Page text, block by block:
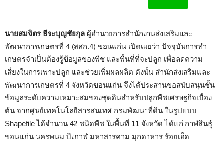
นายสมจิตร ธีระบุญชัยกุล ผู้อำนวยการสำนักงานส่งเสริมและ
พัฒนาการเกษตรที่ 4 (สสก.4) ขอนแก่น เปิดเผยว่า ปัจจุบันการทำ
เกษตรจำเป็นต้องรู้ข้อมูลของพืช และพื้นที่ที่จะปลูก เพื่อลดความ
เสี่ยงในการเพาะปลูก และช่วยเพิ่มผลผลิต ดังนั้น สำนักส่งเสริมและ
พัฒนาการเกษตรที่ 4 จังหวัดขอนแก่น จึงได้ประสานขอสนับสนุนชั้น
ข้อมูลระดับความเหมาะสมของชุดดินสำหรับปลูกพืชเศรษฐกิจเบื้อง
ต้น จากศูนย์เทคโนโลยีสารสนเทศ กรมพัฒนาที่ดิน ในรูปแบบ
Shapefile ได้จำนวน 42 ชนิดพืช ในพื้นที่ 11 จังหวัด ได้แก่ กาฬสินธุ์
ขอนแก่น นครพนม บึงกาฬ มหาสารคาม มุกดาหาร ร้อยเอ็ด